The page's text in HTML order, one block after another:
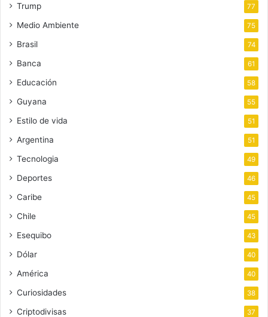
Trump 77
Medio Ambiente 75
Brasil 74
Banca 61
Educación 58
Guyana 55
Estilo de vida 51
Argentina 51
Tecnologia 49
Deportes 46
Caribe 45
Chile 45
Esequibo 43
Dólar 40
América 40
Curiosidades 38
Criptodivisas 37